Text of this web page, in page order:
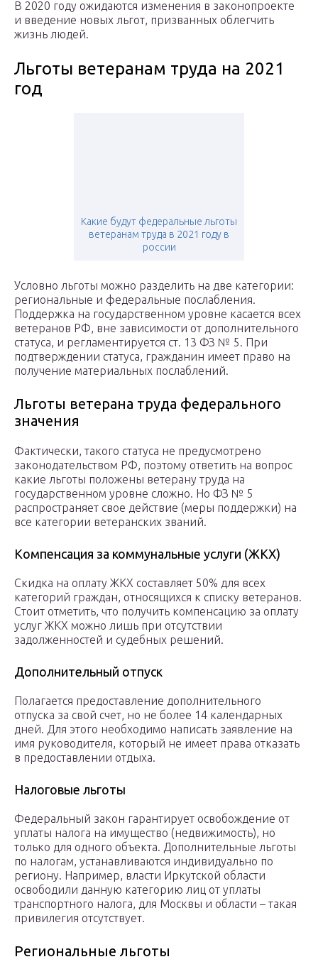
В 2020 году ожидаются изменения в законопроекте
и введение новых льгот, призванных облегчить
жизнь людей.
Льготы ветеранам труда на 2021
год
Какие будут федеральные льготы
ветеранам труда в 2021 году в
россии
Условно льготы можно разделить на две категории:
региональные и федеральные послабления.
Поддержка на государственном уровне касается всех
ветеранов РФ, вне зависимости от дополнительного
статуса, и регламентируется ст. 13 ФЗ № 5. При
подтверждении статуса, гражданин имеет право на
получение материальных послаблений.
Льготы ветерана труда федерального
значения
Фактически, такого статуса не предусмотрено
законодательством РФ, поэтому ответить на вопрос
какие льготы положены ветерану труда на
государственном уровне сложно. Но ФЗ № 5
распространяет свое действие (меры поддержки) на
все категории ветеранских званий.
Компенсация за коммунальные услуги (ЖКХ)
Скидка на оплату ЖКХ составляет 50% для всех
категорий граждан, относящихся к списку ветеранов.
Стоит отметить, что получить компенсацию за оплату
услуг ЖКХ можно лишь при отсутствии
задолженностей и судебных решений.
Дополнительный отпуск
Полагается предоставление дополнительного
отпуска за свой счет, но не более 14 календарных
дней. Для этого необходимо написать заявление на
имя руководителя, который не имеет права отказать
в предоставлении отдыха.
Налоговые льготы
Федеральный закон гарантирует освобождение от
уплаты налога на имущество (недвижимость), но
только для одного объекта. Дополнительные льготы
по налогам, устанавливаются индивидуально по
региону. Например, власти Иркутской области
освободили данную категорию лиц от уплаты
транспортного налога, для Москвы и области – такая
привилегия отсутствует.
Региональные льготы